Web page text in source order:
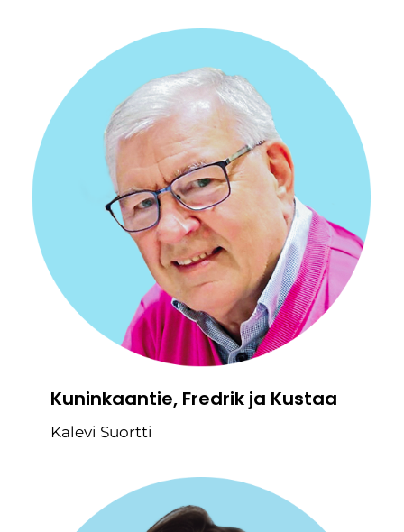
Kuninkaantie, Fredrik ja Kustaa
Kalevi Suortti